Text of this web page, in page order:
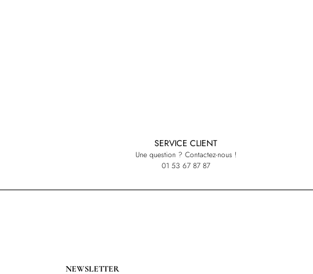
SERVICE CLIENT
Une question ? Contactez-nous !
01 53 67 87 87
NEWSLETTER